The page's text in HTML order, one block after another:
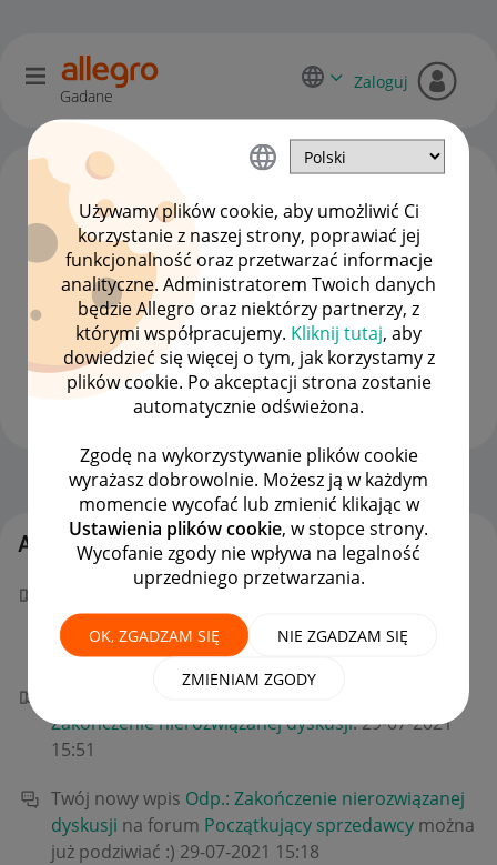
Używamy plików cookie, aby umożliwić Ci
korzystanie z naszej strony, poprawiać jej
funkcjonalność oraz przetwarzać informacje
analityczne. Administratorem Twoich danych
będzie Allegro oraz niektórzy partnerzy, z
którymi współpracujemy. Kliknij tutaj, aby
dowiedzieć się więcej o tym, jak korzystamy z
plików cookie. Po akceptacji strona zostanie
automatycznie odświeżona.
Zgodę na wykorzystywanie plików cookie
wyrażasz dobrowolnie. Możesz ją w każdym
momencie wycofać lub zmienić klikając w
Ustawienia plików cookie, w stopce strony.
Wycofanie zgody nie wpływa na legalność
uprzedniego przetwarzania.
OK, ZGADZAM SIĘ NIE ZGADZAM SIĘ
ZMIENIAM ZGODY
Gadane
Zaloguj
grechmoto
#8 Zapaleniec
Strona Główna OPCJE
Aktywność grechmoto
Gratulacje! Masz nowy "W punkt!" za wpis
Zakończenie nierozwiązanej dyskusji
16:51
Zakończenie nierozwiązanej dyskusji.‎29-07-2021
15:51
Twój nowy wpis Odp.: Zakończenie nierozwiązanej
dyskusji na forum Początkujący sprzedawcy można
już podziwiać :) ‎29-07-2021 15:18